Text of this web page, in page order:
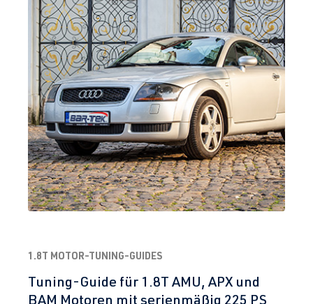
1.8T MOTOR-TUNING-GUIDES
Tuning-Guide für 1.8T AMU, APX und
BAM Motoren mit serienmäßig 225 PS